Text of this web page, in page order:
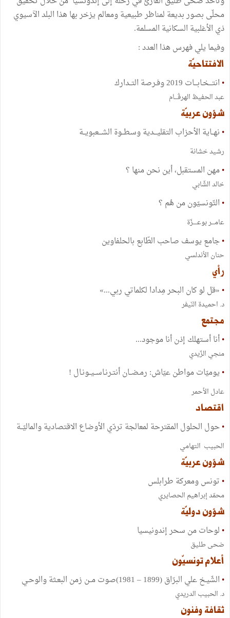
محلّى بصور بديعة لمناظر طبيعية ومعالم يزخر بها هذا البلد الآسيوي
ذي الأغلبية السكانية المسلمة.
وفيما يلي فهرس هذا العدد :
الافتتاحيّة
• انتـــخـابـــات 2019 وفـرصة التــدارك
عبد الحفيظ الهرڤـــام
شؤون عربيّة
• نهــاية الأحزاب التقليـــدية وسـطــوة الشـــعبويــة
رشيد خشانة
•مهن المستقبل، أين نحن منها ؟
خالد الشّابي
• التّونسيّون من هُم ؟
عامـــر بوعــــزّة
•جامع يوسف صاحب الطّابع بالحلفاوين
حنان الأندلسي
رأي
• «قل لو كان البحر مِدادا لكلماتي ربي...»
د. احميدة النّيفر
مجتمع
•أنا أستهلك إذن أنا موجود...
منجي الزّيدي
• يوميّات مواطن عيّاش: رمـضــان أنتـرنـاســيــونـال !
عادل الأحمر
اقتصاد
•حول الحلول المقترحة لمعالجة تردّي الأوضاع الاقتصادية والماليّــة
الحبيب التهامي
شؤون عربيّة
• تونس ومعركة طرابلس
محمّد إبراهيم الحصايري
شؤون دوليّة
• لوحات من سحر إندونيسيا
ضحى طليق
أعلام تونسيّون
• الشّيـخ علي البرّاق (1899 – 1981)صوت مــن زمن البعـثة والوحـي
د. الحبيب الدريدي
ثقافة وفنون